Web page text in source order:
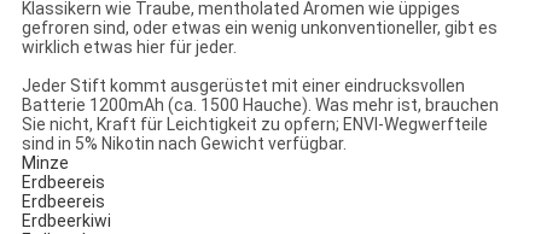
Klassikern wie Traube, mentholated Aromen wie üppiges
gefroren sind, oder etwas ein wenig unkonventioneller, gibt es
wirklich etwas hier für jeder.
Jeder Stift kommt ausgerüstet mit einer eindrucksvollen
Batterie 1200mAh (ca. 1500 Hauche). Was mehr ist, brauchen
Sie nicht, Kraft für Leichtigkeit zu opfern; ENVI-Wegwerfteile
sind in 5% Nikotin nach Gewicht verfügbar.
Minze
Erdbeereis
Erdbeereis
Erdbeerkiwi